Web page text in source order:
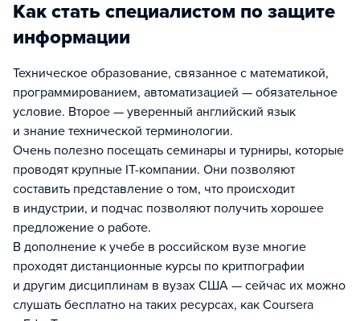
Как стать специалистом по защите
информации
Техническое образование, связанное с математикой,
программированием, автоматизацией — обязательное
условие. Второе — уверенный английский язык
и знание технической терминологии.
Очень полезно посещать семинары и турниры, которые
проводят крупные IT-компании. Они позволяют
составить представление о том, что происходит
в индустрии, и подчас позволяют получить хорошее
предложение о работе.
В дополнение к учебе в российском вузе многие
проходят дистанционные курсы по критпографии
и другим дисциплинам в вузах США — сейчас их можно
слушать бесплатно на таких ресурсах, как Coursera